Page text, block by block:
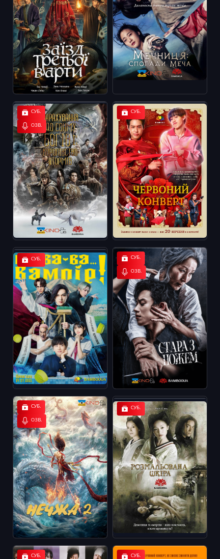
СУБ.
ОЗВ.
СУБ.
СУБ.
СУБ.
ОЗВ.
СУБ.
ОЗВ.
СУБ.
СУБ.
СУБ.